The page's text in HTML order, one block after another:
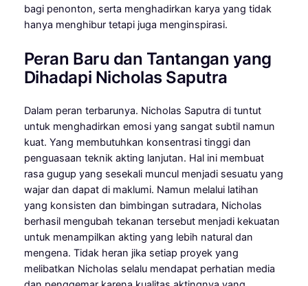
bagi penonton, serta menghadirkan karya yang tidak
hanya menghibur tetapi juga menginspirasi.
Peran Baru dan Tantangan yang
Dihadapi Nicholas Saputra
Dalam peran terbarunya. Nicholas Saputra di tuntut
untuk menghadirkan emosi yang sangat subtil namun
kuat. Yang membutuhkan konsentrasi tinggi dan
penguasaan teknik akting lanjutan. Hal ini membuat
rasa gugup yang sesekali muncul menjadi sesuatu yang
wajar dan dapat di maklumi. Namun melalui latihan
yang konsisten dan bimbingan sutradara, Nicholas
berhasil mengubah tekanan tersebut menjadi kekuatan
untuk menampilkan akting yang lebih natural dan
mengena. Tidak heran jika setiap proyek yang
melibatkan Nicholas selalu mendapat perhatian media